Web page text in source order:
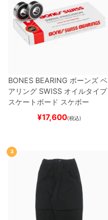
BONES BEARING ボーンズ ベ
アリング SWISS オイルタイプ
スケートボード スケボー
¥17,600(税込)
3